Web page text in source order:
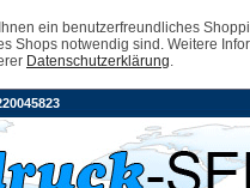
ein benutzerfreundliches
Shops notwendig sind. Weitere
Datenschutzerklärung.